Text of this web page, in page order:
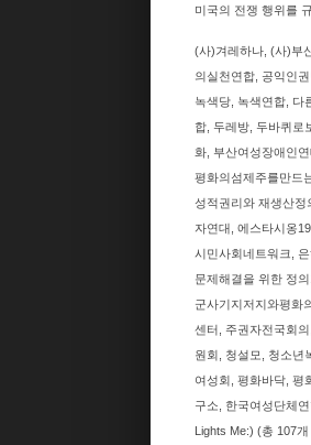
미국의 전쟁 행위를
(사)겨레하나, (사)부
의실천연합, 공익인
녹색당, 녹색연합, 다
합, 두레방, 두바퀴로
화, 부산여성장애인
평화의섬제주를만드
성적권리와 재생산
자연대, 에스타시옹
시민사회네트워크,
문제해결을 위한 정
군사기지저지와평화
센터, 주권자전국회
원회, 청설모, 청소년
여성회, 평화바닥, 평
구소, 한국여성단체
Lights Me:) (총 107